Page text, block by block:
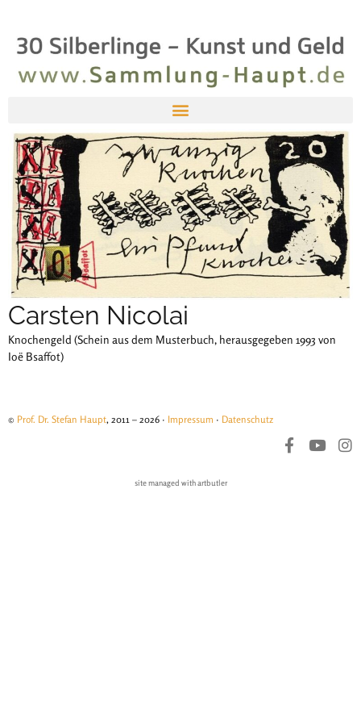
Carsten Nicolai
Knochengeld (Schein aus dem Musterbuch, herausgegeben 1993 von
Ioë Bsaffot)
© Prof. Dr. Stefan Haupt, 2011 – 2026 · Impressum · Datenschutz
site managed with artbutler